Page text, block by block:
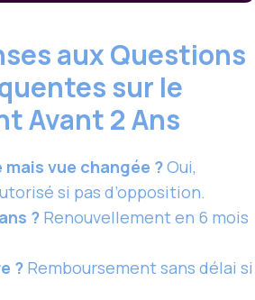
aux Questions
sur le
Avant 2 Ans
vue changée ?Oui,
si pas d’opposition.
? Renouvellement en 6 mois
? Remboursement sans délai si